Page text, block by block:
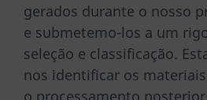
gerados durante o nosso
e submetemo-los a um
seleção e classificação.
nos identificar os
o processamento posterior.